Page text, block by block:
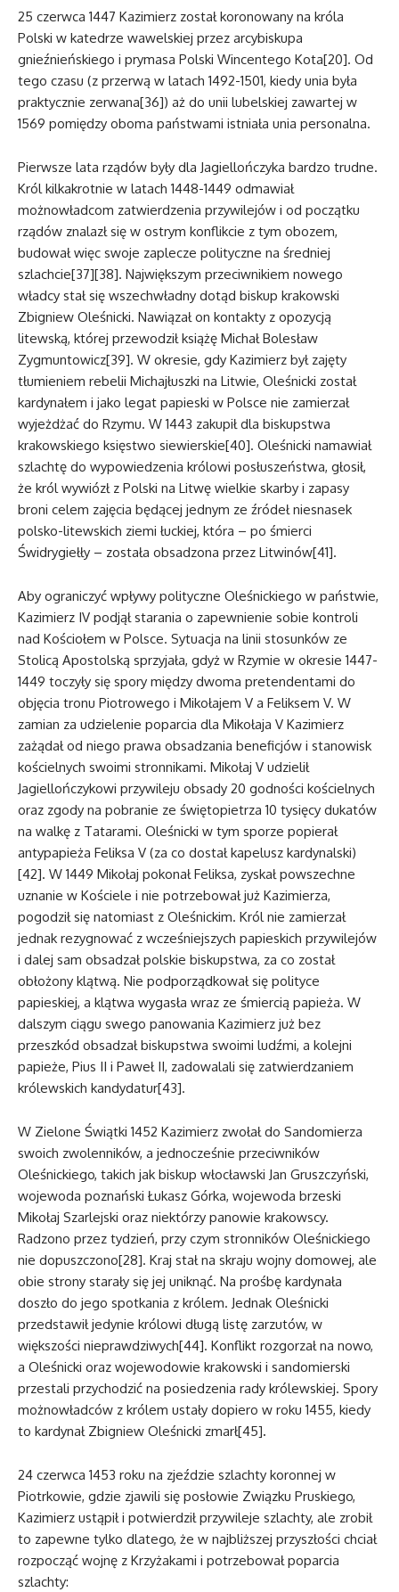
25 czerwca 1447 Kazimierz został koronowany na króla
Polski w katedrze wawelskiej przez arcybiskupa
gnieźnieńskiego i prymasa Polski Wincentego Kota[20]. Od
tego czasu (z przerwą w latach 1492-1501, kiedy unia była
praktycznie zerwana[36]) aż do unii lubelskiej zawartej w
1569 pomiędzy oboma państwami istniała unia personalna.
Pierwsze lata rządów były dla Jagiellończyka bardzo trudne.
Król kilkakrotnie w latach 1448-1449 odmawiał
możnowładcom zatwierdzenia przywilejów i od początku
rządów znalazł się w ostrym konflikcie z tym obozem,
budował więc swoje zaplecze polityczne na średniej
szlachcie[37][38]. Największym przeciwnikiem nowego
władcy stał się wszechwładny dotąd biskup krakowski
Zbigniew Oleśnicki. Nawiązał on kontakty z opozycją
litewską, której przewodził książę Michał Bolesław
Zygmuntowicz[39]. W okresie, gdy Kazimierz był zajęty
tłumieniem rebelii Michajłuszki na Litwie, Oleśnicki został
kardynałem i jako legat papieski w Polsce nie zamierzał
wyjeżdżać do Rzymu. W 1443 zakupił dla biskupstwa
krakowskiego księstwo siewierskie[40]. Oleśnicki namawiał
szlachtę do wypowiedzenia królowi posłuszeństwa, głosił,
że król wywiózł z Polski na Litwę wielkie skarby i zapasy
broni celem zajęcia będącej jednym ze źródeł niesnasek
polsko-litewskich ziemi łuckiej, która – po śmierci
Świdrygiełły – została obsadzona przez Litwinów[41].
Aby ograniczyć wpływy polityczne Oleśnickiego w państwie,
Kazimierz IV podjął starania o zapewnienie sobie kontroli
nad Kościołem w Polsce. Sytuacja na linii stosunków ze
Stolicą Apostolską sprzyjała, gdyż w Rzymie w okresie 1447-
1449 toczyły się spory między dwoma pretendentami do
objęcia tronu Piotrowego i Mikołajem V a Feliksem V. W
zamian za udzielenie poparcia dla Mikołaja V Kazimierz
zażądał od niego prawa obsadzania beneficjów i stanowisk
kościelnych swoimi stronnikami. Mikołaj V udzielił
Jagiellończykowi przywileju obsady 20 godności kościelnych
oraz zgody na pobranie ze świętopietrza 10 tysięcy dukatów
na walkę z Tatarami. Oleśnicki w tym sporze popierał
antypapieża Feliksa V (za co dostał kapelusz kardynalski)
[42]. W 1449 Mikołaj pokonał Feliksa, zyskał powszechne
uznanie w Kościele i nie potrzebował już Kazimierza,
pogodził się natomiast z Oleśnickim. Król nie zamierzał
jednak rezygnować z wcześniejszych papieskich przywilejów
i dalej sam obsadzał polskie biskupstwa, za co został
obłożony klątwą. Nie podporządkował się polityce
papieskiej, a klątwa wygasła wraz ze śmiercią papieża. W
dalszym ciągu swego panowania Kazimierz już bez
przeszkód obsadzał biskupstwa swoimi ludźmi, a kolejni
papieże, Pius II i Paweł II, zadowalali się zatwierdzaniem
królewskich kandydatur[43].
W Zielone Świątki 1452 Kazimierz zwołał do Sandomierza
swoich zwolenników, a jednocześnie przeciwników
Oleśnickiego, takich jak biskup włocławski Jan Gruszczyński,
wojewoda poznański Łukasz Górka, wojewoda brzeski
Mikołaj Szarlejski oraz niektórzy panowie krakowscy.
Radzono przez tydzień, przy czym stronników Oleśnickiego
nie dopuszczono[28]. Kraj stał na skraju wojny domowej, ale
obie strony starały się jej uniknąć. Na prośbę kardynała
doszło do jego spotkania z królem. Jednak Oleśnicki
przedstawił jedynie królowi długą listę zarzutów, w
większości nieprawdziwych[44]. Konflikt rozgorzał na nowo,
a Oleśnicki oraz wojewodowie krakowski i sandomierski
przestali przychodzić na posiedzenia rady królewskiej. Spory
możnowładców z królem ustały dopiero w roku 1455, kiedy
to kardynał Zbigniew Oleśnicki zmarł[45].
24 czerwca 1453 roku na zjeździe szlachty koronnej w
Piotrkowie, gdzie zjawili się posłowie Związku Pruskiego,
Kazimierz ustąpił i potwierdził przywileje szlachty, ale zrobił
to zapewne tylko dlatego, że w najbliższej przyszłości chciał
rozpocząć wojnę z Krzyżakami i potrzebował poparcia
szlachty: